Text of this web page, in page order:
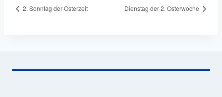
2. Sonntag der Osterzeit Dienstag der 2. Osterwoche